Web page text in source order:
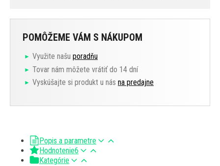
POMÔŽEME VÁM S NÁKUPOM
Využite našu poradňu
Tovar nám môžete vrátiť do 14 dní
Vyskúšajte si produkt u nás na predajne
Popis a parametre
Hodnotenie6
Kategórie